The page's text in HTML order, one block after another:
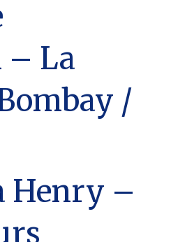
– La
/
Henry –